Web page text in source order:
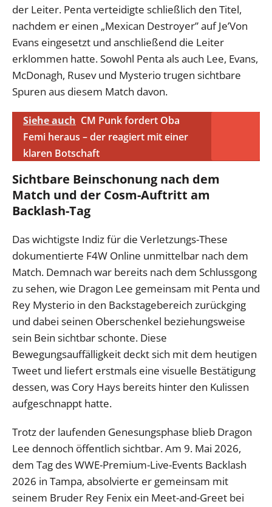
der Leiter. Penta verteidigte schließlich den Titel,
nachdem er einen „Mexican Destroyer” auf Je’Von
Evans eingesetzt und anschließend die Leiter
erklommen hatte. Sowohl Penta als auch Lee, Evans,
McDonagh, Rusev und Mysterio trugen sichtbare
Spuren aus diesem Match davon.
Siehe auch CM Punk fordert Oba
Femi heraus – der reagiert mit einer
klaren Botschaft
Sichtbare Beinschonung nach dem
Match und der Cosm-Auftritt am
Backlash-Tag
Das wichtigste Indiz für die Verletzungs-These
dokumentierte F4W Online unmittelbar nach dem
Match. Demnach war bereits nach dem Schlussgong
zu sehen, wie Dragon Lee gemeinsam mit Penta und
Rey Mysterio in den Backstagebereich zurückging
und dabei seinen Oberschenkel beziehungsweise
sein Bein sichtbar schonte. Diese
Bewegungsauffälligkeit deckt sich mit dem heutigen
Tweet und liefert erstmals eine visuelle Bestätigung
dessen, was Cory Hays bereits hinter den Kulissen
aufgeschnappt hatte.
Trotz der laufenden Genesungsphase blieb Dragon
Lee dennoch öffentlich sichtbar. Am 9. Mai 2026,
dem Tag des WWE-Premium-Live-Events Backlash
2026 in Tampa, absolvierte er gemeinsam mit
seinem Bruder Rey Fenix ein Meet-and-Greet bei